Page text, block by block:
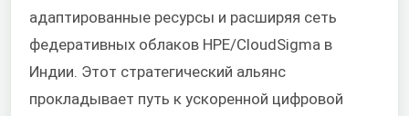
адаптированные ресурсы и расширяя сеть
федеративных облаков HPE/CloudSigma в
Индии. Этот стратегический альянс
прокладывает путь к ускоренной цифровой